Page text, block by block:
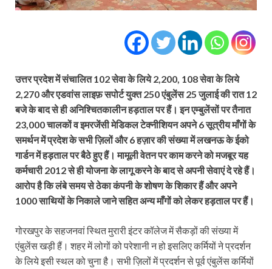
उत्तर प्रदेश में संचालित 102 सेवा के लिये 2,200, 108 सेवा के लिये
2,270 और एडवांस लाइफ़ सपोर्ट युक्त 250 एंबुलेंस 25 जुलाई की रात 12
बजे के बाद से ही अनिश्चितकालीन हड़ताल पर हैं। इन एम्बुलेंसों पर तैनात
23,000 चालकों व इमरजेंसी मेडिकल टेक्नीशियन अपने 6 सूत्रीय माँगों के
समर्थन में प्रदेश के सभी ज़िलों और 6 हज़ार की संख्या में लखनऊ के ईको
गार्डन में हड़ताल पर बैठे हुए हैं। मामूली वेतन पर काम करने को मजबूर यह
कर्मचारी 2012 से ही योजना के लागू करने के बाद से अपनी सेवाएं दे रहे हैं।
आरोप है कि लंबे समय से ठेका कंपनी के शोषण के शिकार हैं और अपने
1000 साथियों के निकाले जाने सहित अन्य माँगों को लेकर हड़ताल पर हैं।
गोरखपुर के सहजनवां स्थित मुरारी इंटर कॉलेज में सैकड़ों की संख्या में
एंबुलेंस खड़ी हैं। शहर में लोगों को परेशानी न हो इसलिए कर्मियों ने प्रदर्शन
के लिये इसी स्थल को चुना है। सभी ज़िलों में प्रदर्शन से पूर्व एंबुलेंस कर्मियों